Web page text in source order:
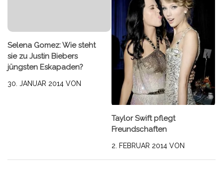
Selena Gomez: Wie steht
sie zu Justin Biebers
jüngsten Eskapaden?
30. JANUAR 2014 VON
Taylor Swift pflegt
Freundschaften
2. FEBRUAR 2014 VON